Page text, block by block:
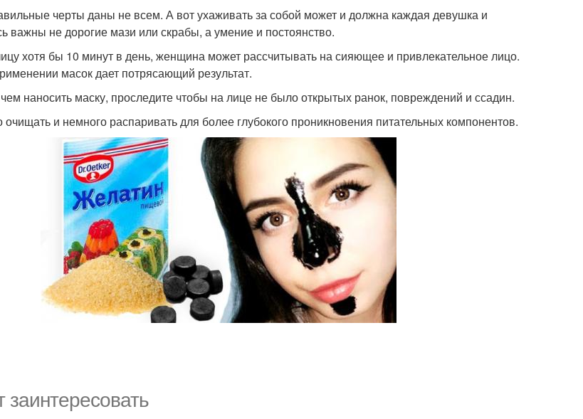
черты даны не всем. А вот ухаживать за собой может и должна каждая девушка и
важны не дорогие мази или скрабы, а умение и постоянство.
хотя бы 10 минут в день, женщина может рассчитывать на сияющее и привлекательное лицо.
масок дает потрясающий результат.
наносить маску, проследите чтобы на лице не было открытых ранок, повреждений и ссадин.
и немного распаривать для более глубокого проникновения питательных компонентов.